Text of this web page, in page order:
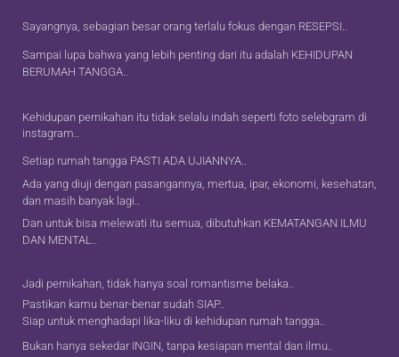
Sayangnya, sebagian besar orang terlalu fokus dengan RESEPSI..
Sampai lupa bahwa yang lebih penting dari itu adalah KEHIDUPAN
BERUMAH TANGGA..
Kehidupan pernikahan itu tidak selalu indah seperti foto selebgram di
instagram..
Setiap rumah tangga PASTI ADA UJIANNYA..
Ada yang diuji dengan pasangannya, mertua, ipar, ekonomi, kesehatan,
dan masih banyak lagi..
Dan untuk bisa melewati itu semua, dibutuhkan KEMATANGAN ILMU
DAN MENTAL..
Jadi pernikahan, tidak hanya soal romantisme belaka..
Pastikan kamu benar-benar sudah SIAP..
Siap untuk menghadapi lika-liku di kehidupan rumah tangga..
Bukan hanya sekedar INGIN, tanpa kesiapan mental dan ilmu..